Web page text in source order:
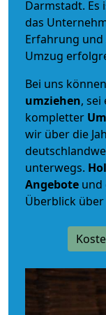
Darmstadt. Es
das
Erfahrung
Umzug
Bei uns
umziehen, sei
kompletter
wir über die
unterwegs.
Angebote und
Überblick